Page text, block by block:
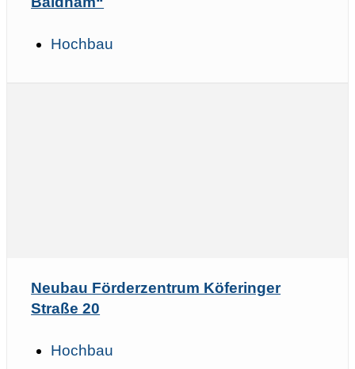
Hochbau
Neubau Förderzentrum Köferinger
Straße 20
Hochbau